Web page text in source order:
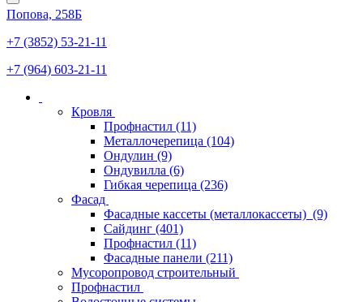
Попова, 258Б
+7 (3852) 53-21-11
+7 (964) 603-21-11
Кровля
Профнастил (11)
Металлочерепица (104)
Ондулин (9)
Ондувилла (6)
Гибкая черепица (236)
Фасад
Фасадные кассеты (металлокассеты) (9)
Сайдинг (401)
Профнастил (11)
Фасадные панели (211)
Мусоропровод строительный
Профнастил